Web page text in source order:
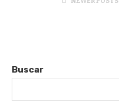
Buscar